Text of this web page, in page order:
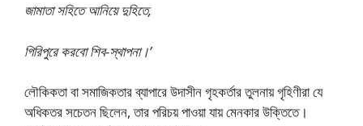
জামাতা সহিতে আনিয়ে দুহিতে,
গিরিপুরে করবো শিব-স্থাপনা।’
লৌকিকতা বা সমাজিকতার ব্যাপারে উদাসীন গৃহকর্তার তুলনায় গৃহিণীরা যে
অধিকতর সচেতন ছিলেন, তার পরিচয় পাওয়া যায় মেনকার উক্তিতে।